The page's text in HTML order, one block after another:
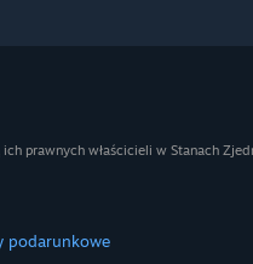
prawnych właścicieli w Stanach
podarunkowe